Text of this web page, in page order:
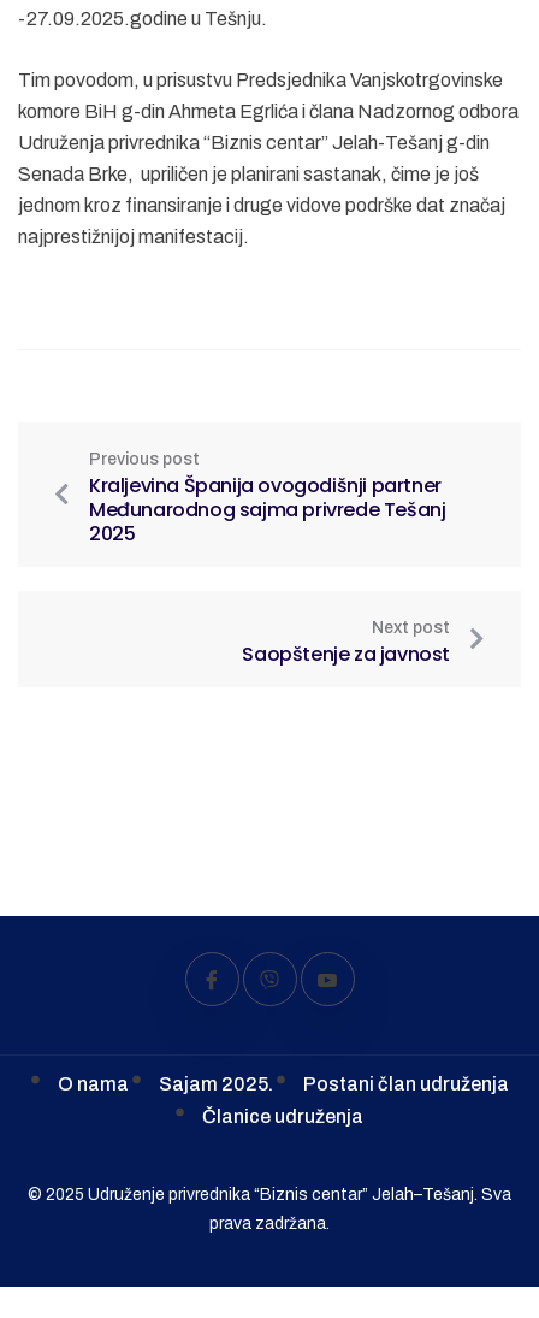
-27.09.2025.godine u Tešnju.
Tim povodom, u prisustvu Predsjednika Vanjskotrgovinske
komore BiH g-din Ahmeta Egrlića i člana Nadzornog odbora
Udruženja privrednika “Biznis centar” Jelah-Tešanj g-din
Senada Brke, upriličen je planirani sastanak, čime je još
jednom kroz finansiranje i druge vidove podrške dat značaj
najprestižnijoj manifestacij.
Previous post
Kraljevina Španija ovogodišnji partner
Međunarodnog sajma privrede Tešanj
2025
Next post
Saopštenje za javnost
O nama Sajam 2025.
Postani član udruženja
Članice udruženja
© 2025 Udruženje privrednika “Biznis centar” Jelah–Tešanj. Sva
prava zadržana.